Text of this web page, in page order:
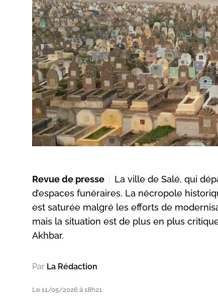
Revue de presse
La ville de Salé, qui
d’espaces funéraires. La nécropole
est saturée malgré les efforts de
mais la situation est de plus en plus
Akhbar.
Par La Rédaction
Le 11/05/2026 à 18h21